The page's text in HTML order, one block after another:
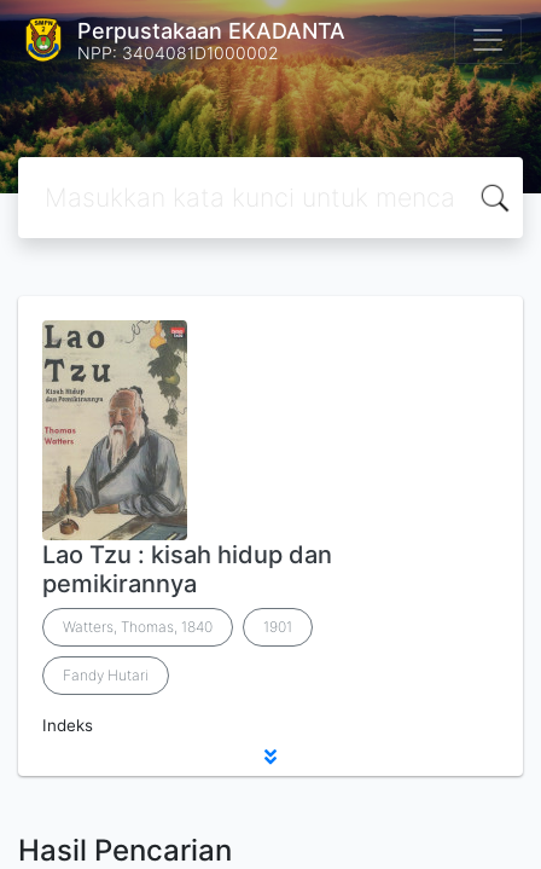
Perpustakaan EKADANTA
NPP: 3404081D1000002
Lao Tzu : kisah hidup dan
pemikirannya
Watters, Thomas, 1840 1901
Fandy Hutari
Indeks
Hasil Pencarian